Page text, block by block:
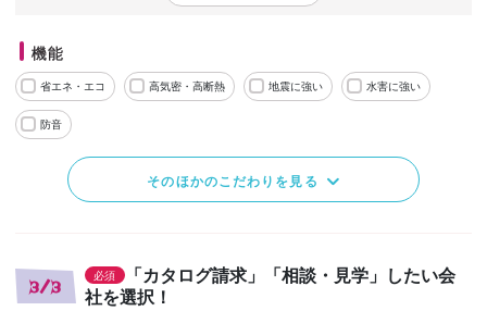
機能
省エネ・エコ 高気密・高断熱 地震に強い 水害に強い
防音
そのほかのこだわりを見る
3/3
必須
「カタログ請求」「相談・見学」したい会
社を選択！